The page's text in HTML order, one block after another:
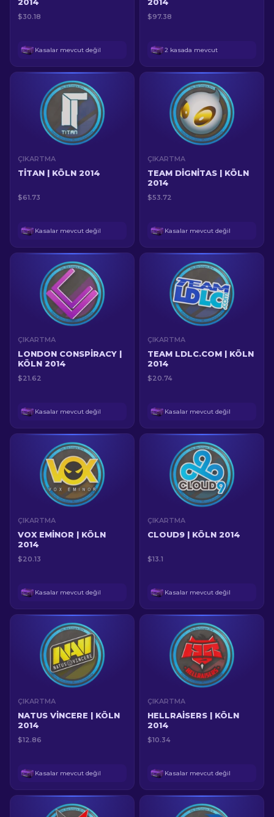
$30.18
Kasalar mevcut değil
$97.38
2 kasada mevcut
ÇIKARTMA
TITAN | KÖLN 2014
$61.73
Kasalar mevcut değil
ÇIKARTMA
TEAM DIGNITAS | KÖLN
2014
$53.72
Kasalar mevcut değil
ÇIKARTMA
LONDON CONSPIRACY |
KÖLN 2014
$21.62
Kasalar mevcut değil
ÇIKARTMA
TEAM LDLC.COM | KÖLN
2014
$20.74
Kasalar mevcut değil
ÇIKARTMA
VOX EMINOR | KÖLN
2014
$20.13
Kasalar mevcut değil
ÇIKARTMA
CLOUD9 | KÖLN 2014
$13.1
Kasalar mevcut değil
ÇIKARTMA
NATUS VINCERE | KÖLN
2014
$12.86
Kasalar mevcut değil
ÇIKARTMA
HELLRAISERS | KÖLN
2014
$10.34
Kasalar mevcut değil